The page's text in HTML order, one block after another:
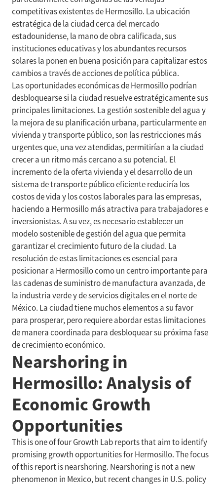
competitivas existentes de Hermosillo. La ubicación
estratégica de la ciudad cerca del mercado
estadounidense, la mano de obra calificada, sus
instituciones educativas y los abundantes recursos
solares la ponen en buena posición para capitalizar estos
cambios a través de acciones de política pública.
Las oportunidades económicas de Hermosillo podrían
desbloquearse si la ciudad resuelve estratégicamente sus
principales limitaciones. La gestión sostenible del agua y
la mejora de su planificación urbana, particularmente en
vivienda y transporte público, son las restricciones más
urgentes que, una vez atendidas, permitirían a la ciudad
crecer a un ritmo más cercano a su potencial. El
incremento de la oferta vivienda y el desarrollo de un
sistema de transporte público eficiente reduciría los
costos de vida y los costos laborales para las empresas,
haciendo a Hermosillo más atractiva para trabajadores e
inversionistas. A su vez, es necesario establecer un
modelo sostenible de gestión del agua que permita
garantizar el crecimiento futuro de la ciudad. La
resolución de estas limitaciones es esencial para
posicionar a Hermosillo como un centro importante para
las cadenas de suministro de manufactura avanzada, de
la industria verde y de servicios digitales en el norte de
México. La ciudad tiene muchos elementos a su favor
para prosperar, pero requiere abordar estas limitaciones
de manera coordinada para desbloquear su próxima fase
de crecimiento económico.
Nearshoring in
Hermosillo: Analysis of
Economic Growth
Opportunities
This is one of four Growth Lab reports that aim to identify
promising growth opportunities for Hermosillo. The focus
of this report is nearshoring. Nearshoring is not a new
phenomenon in Mexico, but recent changes in U.S. policy